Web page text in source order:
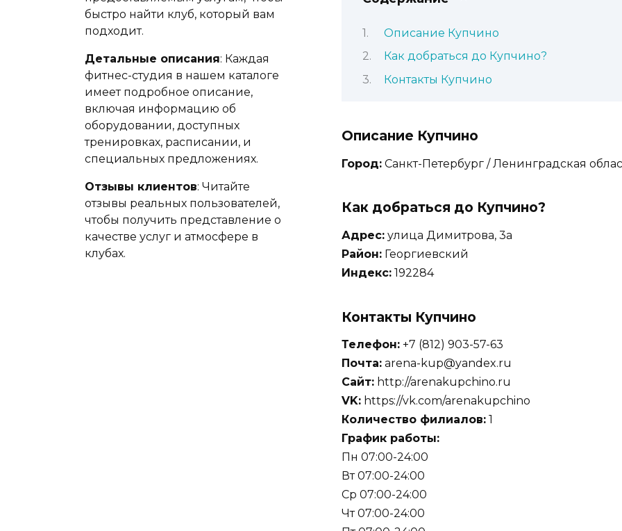
Описание Купчино
Как добраться до Купчино?
Контакты Купчино
Описание Купчино
Город: Санкт-Петербург / Ленинградская
Как добраться до Купчино?
Адрес: улица Димитрова, 3а
Район: Георгиевский
Индекс: 192284
Контакты Купчино
Телефон: +7 (812) 903-57-63
Почта: arena-kup@yandex.ru
Сайт: http://arenakupchino.ru
VK: https://vk.com/arenakupchino
Количество филиалов: 1
График работы:
Пн 07:00-24:00
Вт 07:00-24:00
Ср 07:00-24:00
Чт 07:00-24:00
быстро найти клуб, который вам
подходит.
Детальные описания: Каждая
фитнес-студия в нашем каталоге
имеет подробное описание,
включая информацию об
оборудовании, доступных
тренировках, расписании, и
специальных предложениях.
Отзывы клиентов: Читайте
отзывы реальных пользователей,
чтобы получить представление о
качестве услуг и атмосфере в
клубах.